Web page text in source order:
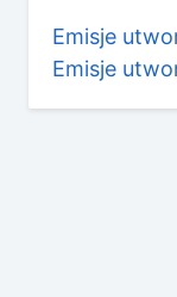
Emisje
Emisje